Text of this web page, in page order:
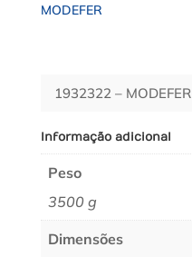
MODEFER
1932322 – MODEFER
Informação adicional
Peso
3500 g
Dimensões